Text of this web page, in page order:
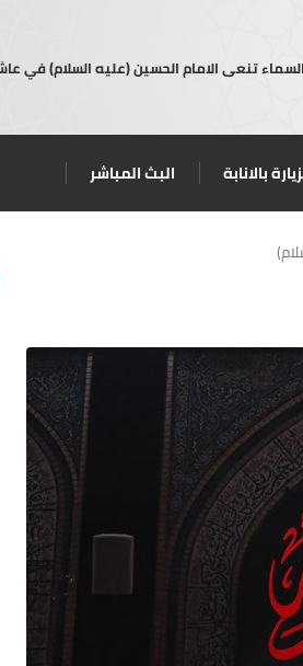
تنعى الامام الحسين (عليه السلام) في
بالانابة البث المباشر